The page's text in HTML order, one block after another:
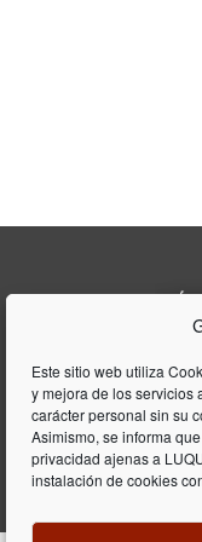
Este sitio web utiliza
y mejora de los servicios
carácter personal sin su
Asimismo, se informa
privacidad ajenas a
instalación de cookies
una